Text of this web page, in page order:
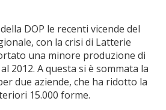
DOP le recenti vicende del
con la crisi di Latterie
una minore produzione di
2012. A questa si è sommata la
due aziende, che ha ridotto la
15.000 forme.